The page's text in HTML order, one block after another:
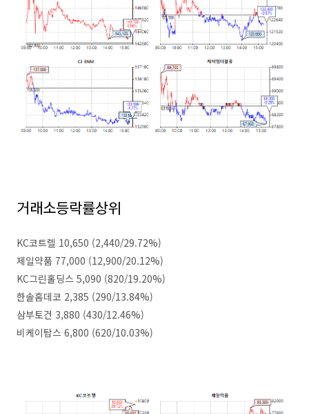
거래소등락률상위
KC코트렐 10,650 (2,440/29.72%)
제일약품 77,000 (12,900/20.12%)
KC그린홀딩스 5,090 (820/19.20%)
한솔홈데코 2,385 (290/13.84%)
삼부토건 3,880 (430/12.46%)
비케이탑스 6,800 (620/10.03%)